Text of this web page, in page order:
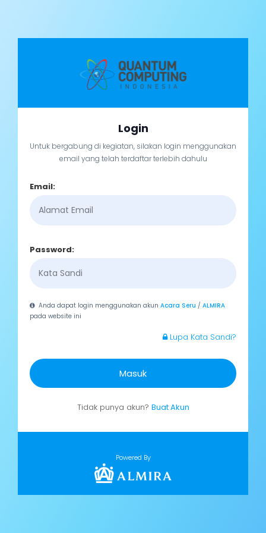
Login
Untuk bergabung di kegiatan, silakan login menggunakan
email yang telah terdaftar terlebih dahulu
Email:
Password:
Anda dapat login menggunakan akunAcara Seru /ALMIRA
pada website ini
Lupa Kata Sandi?
Masuk
Tidak punya akun? Buat Akun
Powered By